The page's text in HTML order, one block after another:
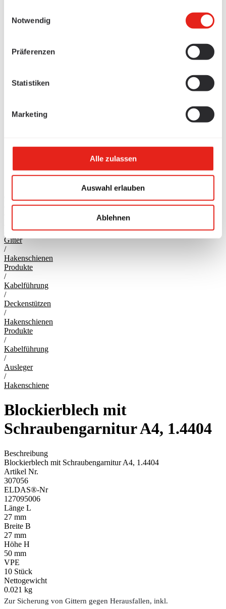
Notwendig
Präferenzen
Statistiken
Marketing
Alle zulassen
Auswahl erlauben
Ablehnen
Produkte
Gitter
/
Hakenschienen
Produkte
/
Kabelführung
/
Deckenstützen
/
Hakenschienen
Produkte
/
Kabelführung
/
Ausleger
/
Hakenschiene
Blockierblech mit
Schraubengarnitur A4, 1.4404
Beschreibung
Blockierblech mit Schraubengarnitur A4, 1.4404
Artikel Nr.
307056
ELDAS®-Nr
127095006
Länge L
27 mm
Breite B
27 mm
Höhe H
50 mm
VPE
10 Stück
Nettogewicht
0.021 kg
Zur Sicherung von Gittern gegen Herausfallen, inkl.